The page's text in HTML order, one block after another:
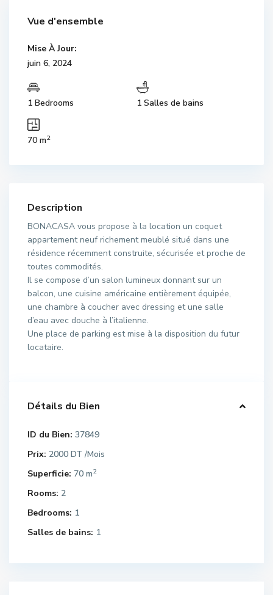
Vue d'ensemble
Mise À Jour:
juin 6, 2024
1 Bedrooms 1 Salles de bains
70 m2
Description
BONACASA vous propose à la location un coquet
appartement neuf richement meublé situé dans une
résidence récemment construite, sécurisée et proche de
toutes commodités.
Il se compose d’un salon lumineux donnant sur un
balcon, une cuisine américaine entièrement équipée,
une chambre à coucher avec dressing et une salle
d’eau avec douche à l’italienne.
Une place de parking est mise à la disposition du futur
locataire.
Détails du Bien
ID du Bien: 37849
Prix: 2000 DT /Mois
Superficie: 70 m2
Rooms: 2
Bedrooms: 1
Salles de bains: 1